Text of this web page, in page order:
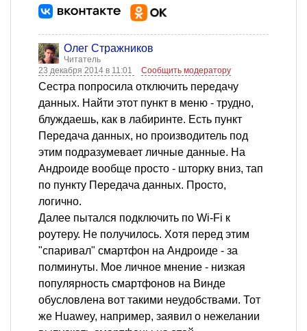
Олег Стражников
Читатель
23 декабря 2014 в 11:01
Сообщить модератору
Сестра попросила отключить передачу
данных. Найти этот пункт в меню - трудно,
блуждаешь, как в лабиринте. Есть пункт
Передача данных, но производитель под
этим подразумевает личные данные. На
Андроиде вообще просто - шторку вниз, тап
по пункту Передача данных. Просто,
логично.
Далее пытался подключить по Wi-Fi к
роутеру. Не получилось. Хотя перед этим
"спаривал" смартфон на Андроиде - за
полминуты. Мое личное мнение - низкая
популярность смартфонов на Винде
обусловлена вот такими неудобствами. Тот
же Huawey, например, заявил о нежелании